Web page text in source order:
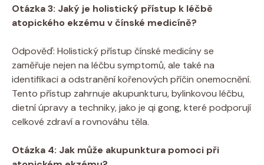
Otázka 3: ​Jaký​ je holistický⁣ přístup k‌ léčbě
atopického ekzému v⁤ čínské medicíně?
Odpověď: Holistický⁣ přístup čínské ⁣medicíny se
zaměřuje nejen na léčbu symptomů, ale​ také‌ na
identifikaci a ‌odstranění kořenových ⁢příčin onemocnění.⁢
Tento přístup zahrnuje akupunkturu,⁢ bylinkovou léčbu,
dietní úpravy⁣ a techniky, ​jako je qi ⁢gong, které podporují
celkové zdraví a rovnováhu těla.
Otázka ⁢4: Jak může akupunktura‌ pomoci při ​